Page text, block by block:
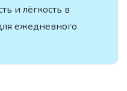
и лёгкость в
ежедневного